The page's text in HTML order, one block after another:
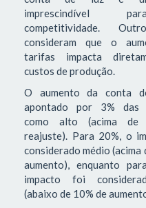
imprescindível
competitividade.
consideram que o
tarifas impacta
custos de produção.
O aumento da conta
apontado por 3% das
como alto (acima de
reajuste). Para 20%, o
considerado médio (acima
aumento), enquanto
impacto foi
(abaixo de 10% de